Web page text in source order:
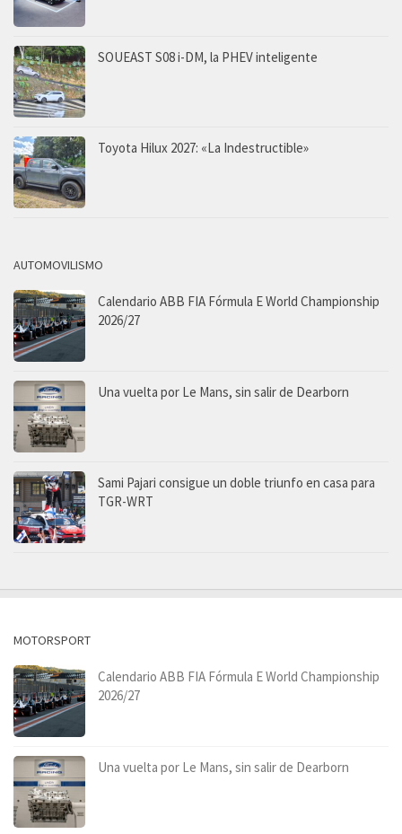
SOUEAST S08 i-DM, la PHEV inteligente
Toyota Hilux 2027: «La Indestructible»
AUTOMOVILISMO
Calendario ABB FIA Fórmula E World Championship
2026/27
Una vuelta por Le Mans, sin salir de Dearborn
Sami Pajari consigue un doble triunfo en casa para
TGR-WRT
MOTORSPORT
Calendario ABB FIA Fórmula E World Championship
2026/27
Una vuelta por Le Mans, sin salir de Dearborn